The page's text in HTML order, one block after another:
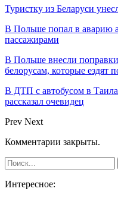
Туристку из Беларуси
В Польше попал в аварию
пассажирами
В Польше внесли
белорусам, которые ездят
В ДТП с автобусом в
рассказал очевидец
Prev Next
Комментарии закрыты.
Интересное: